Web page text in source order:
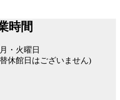
時間
・火曜日
休館日はございません)